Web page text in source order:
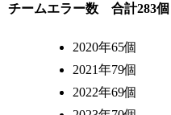
チームエラー数 合計283個
2020年65個
2021年79個
2022年69個